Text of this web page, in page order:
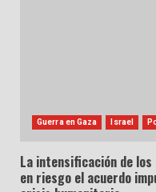
Guerra en Gaza Israel
La intensificación de los
en riesgo el acuerdo